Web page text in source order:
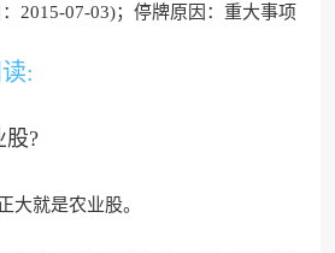
2015-07-03)；停牌原因： 重大事项
:
股?
大就是农业股。